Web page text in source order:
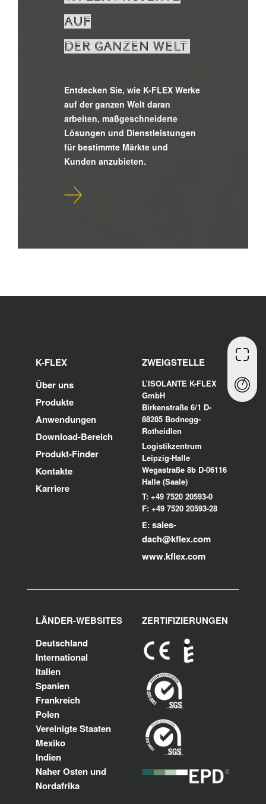
AUF
DER GANZEN WELT
Entdecken Sie, wie K-FLEX Werke
auf der ganzen Welt daran
arbeiten, maßgeschneiderte
Lösungen und Dienstleistungen
für bestimmte Märkte und
Kunden anzubieten.
K-FLEX
Über uns
Produkte
Anwendungen
Download-Bereich
Produkt-Finder
Kontakte
Karriere
ZWEIGSTELLE
L’ISOLANTE K-FLEX
GmbH
Birkenstraße 6/1 D-
88285 Bodnegg-
Rotheidlen
Logistikzentrum
Leipzig-Halle
Wegastraße 8b D-06116
Halle (Saale)
T: +49 7520 20593-0
F: +49 7520 20593-28
E: sales-
dach@kflex.com
www.kflex.com
LÄNDER-WEBSITES
Deutschland
International
Italien
Spanien
Frankreich
Polen
Vereinigte Staaten
Mexiko
Indien
Naher Osten und
Nordafrika
ZERTIFIZIERUNGEN